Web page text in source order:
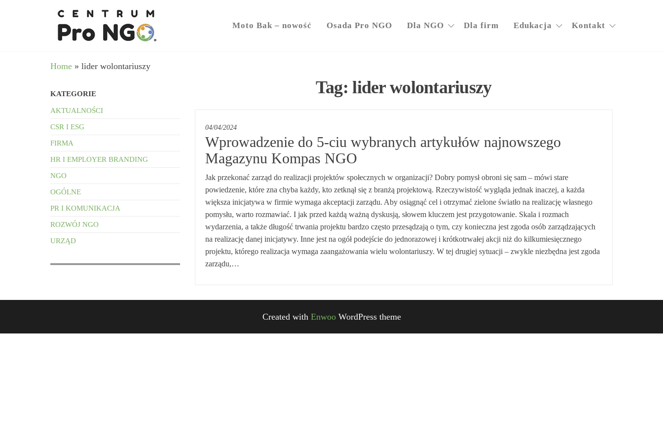
Moto Bak – nowość Osada Pro NGO Dla NGO Dla firm Edukacja Kontakt
Home » lider wolontariuszy
Tag:lider wolontariuszy
04/04/2024
Wprowadzenie do 5-ciu wybranych artykułów najnowszego
Magazynu Kompas NGO
Jak przekonać zarząd do realizacji projektów społecznych w organizacji? Dobry pomysł obroni się sam – mówi stare
powiedzenie, które zna chyba każdy, kto zetknął się z branżą projektową. Rzeczywistość wygląda jednak inaczej, a każda
większa inicjatywa w firmie wymaga akceptacji zarządu. Aby osiągnąć cel i otrzymać zielone światło na realizację własnego
pomysłu, warto rozmawiać. I jak przed każdą ważną dyskusją, słowem kluczem jest przygotowanie. Skala i rozmach
wydarzenia, a także długość trwania projektu bardzo często przesądzają o tym, czy konieczna jest zgoda osób zarządzających
na realizację danej inicjatywy. Inne jest na ogół podejście do jednorazowej i krótkotrwałej akcji niż do kilkumiesięcznego
projektu, którego realizacja wymaga zaangażowania wielu wolontariuszy. W tej drugiej sytuacji – zwykle niezbędna jest zgoda
zarządu,…
KATEGORIE
AKTUALNOŚCI
CSR I ESG
FIRMA
HR I EMPLOYER BRANDING
NGO
OGÓLNE
PR I KOMUNIKACJA
ROZWÓJ NGO
URZĄD
Created with EnwooWordPress theme